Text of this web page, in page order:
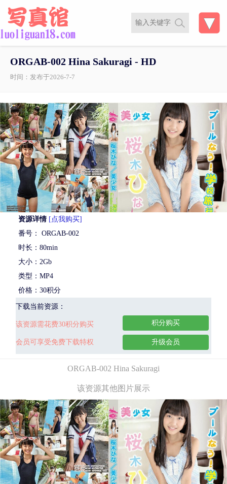
ORGAB-002 Hina Sakuragi - HD
时间：发布于2026-7-7
资源详情 [点我购买]
番号： ORGAB-002
时长：80min
大小：2Gb
类型：MP4
价格：30积分
下载当前资源：
该资源需花费30积分购买
会员可享受免费下载特权
积分购买
升级会员
ORGAB-002 Hina Sakuragi
该资源其他图片展示